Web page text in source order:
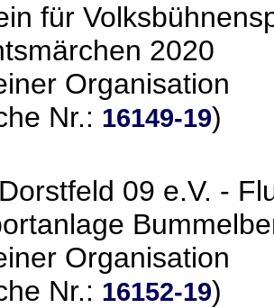
für
2020
Organisation
Nr.: 16149-19)
09 e.V. -
Organisation
Nr.: 16152-19)